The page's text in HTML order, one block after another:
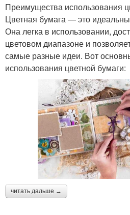
Преимущества использования
Цветная бумага — это
Она легка в использовании,
цветовом диапазоне и
самые разные идеи. Вот
использования цветной бумаги:
читать дальше →